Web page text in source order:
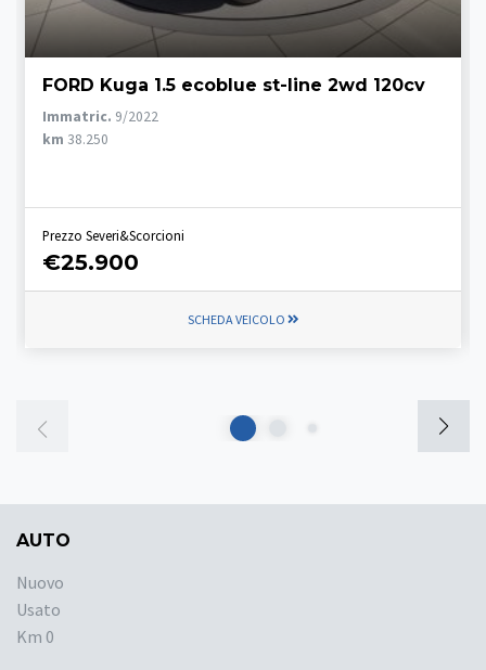
FORD Kuga 1.5 ecoblue st-line 2wd 120cv
Immatric. 9/2022
km 38.250
Prezzo Severi&Scorcioni
€25.900
SCHEDA VEICOLO
AUTO
Nuovo
Usato
Km 0